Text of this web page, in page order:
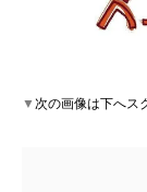
▼次の画像は下へス